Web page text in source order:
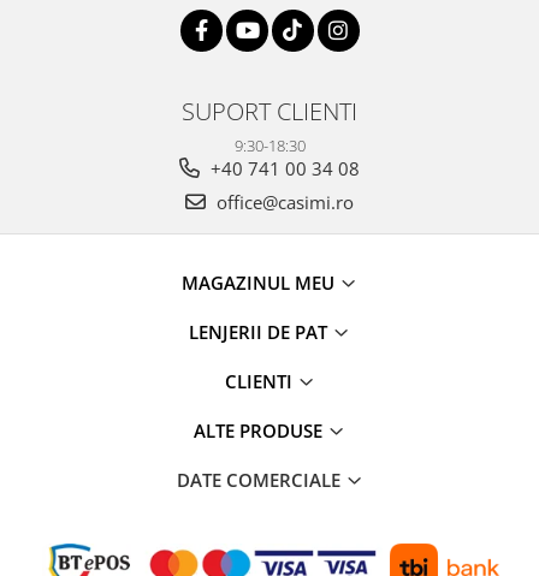
SUPORT CLIENTI
9:30-18:30
+40 741 00 34 08
office@casimi.ro
MAGAZINUL MEU
LENJERII DE PAT
CLIENTI
ALTE PRODUSE
DATE COMERCIALE